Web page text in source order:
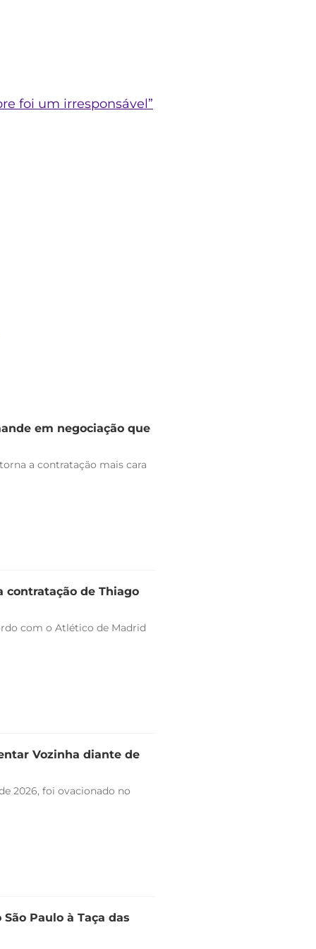
foi um irresponsável”
em negociação que
a contratação mais cara
contratação de Thiago
com o Atlético de Madrid
Vozinha diante de
2026, foi ovacionado no
Paulo à Taça das